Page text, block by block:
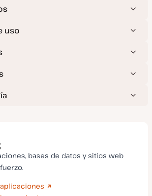
uso
bases de datos y sitios web